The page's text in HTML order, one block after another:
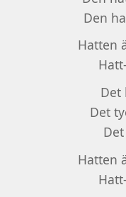
Den
Hatten
Det
Det
Hatten